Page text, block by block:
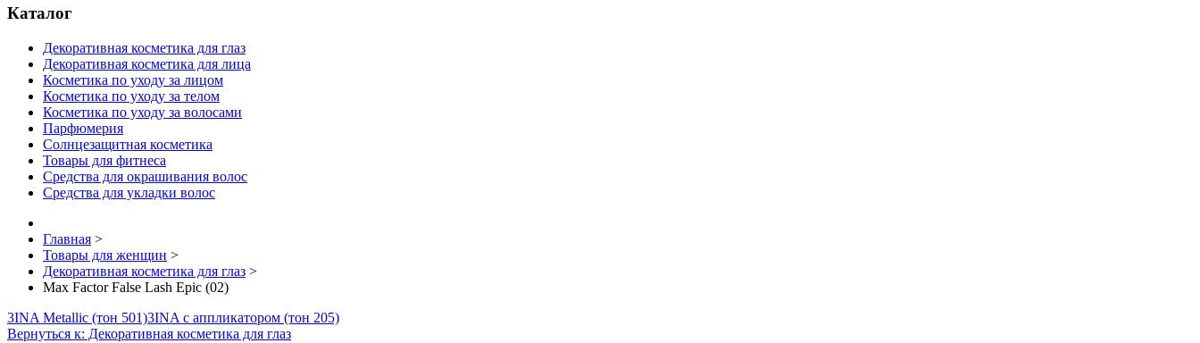
Каталог
Декоративная косметика для глаз
Декоративная косметика для лица
Косметика по уходу за лицом
Косметика по уходу за телом
Косметика по уходу за волосами
Парфюмерия
Солнцезащитная косметика
Товары для фитнеса
Средства для окрашивания волос
Средства для укладки волос
Главная >
Товары для женщин >
Декоративная косметика для глаз >
Max Factor False Lash Epic (02)
3INA Metallic (тон 501)3INA с аппликатором (тон 205)
Вернуться к: Декоративная косметика для глаз